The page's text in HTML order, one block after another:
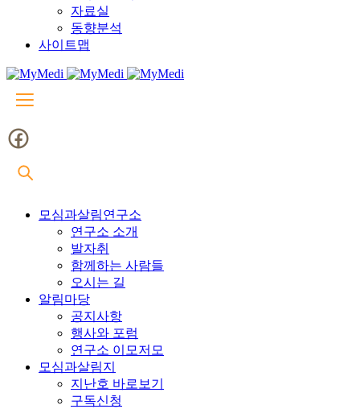
자료실
동향분석
사이트맵
모심과살림연구소
연구소 소개
발자취
함께하는 사람들
오시는 길
알림마당
공지사항
행사와 포럼
연구소 이모저모
모심과살림지
지난호 바로보기
구독신청